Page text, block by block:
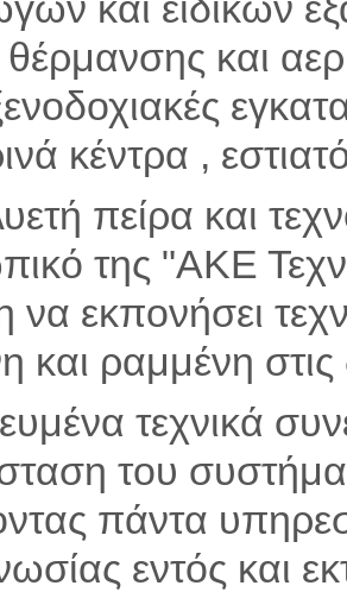
και
κέντρα ,
πείρα και
της "ΑΚΕ
να εκπονήσει
και ραμμένη στις
τεχνικά
του
πάντα
εντός και